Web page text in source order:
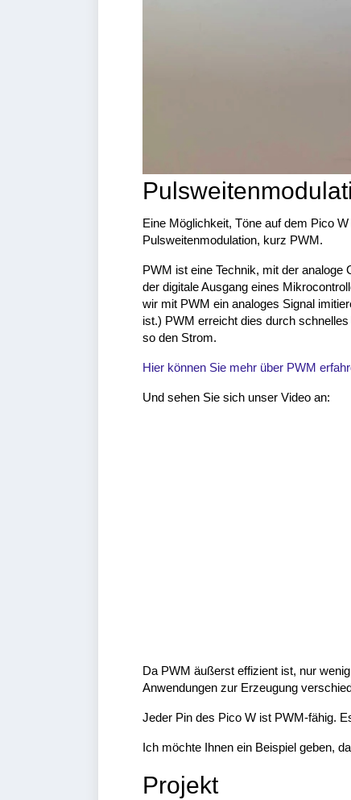
Eine Möglichkeit, Töne auf dem Pico
Pulsweitenmodulation, kurz PWM.
PWM ist eine Technik, mit der analoge
der digitale Ausgang eines
wir mit PWM ein analoges Signal
ist.) PWM erreicht dies durch
so den Strom.
Hier können Sie mehr über PWM
Und sehen Sie sich unser Video an:
Da PWM äußerst effizient ist, nur
Anwendungen zur Erzeugung
Jeder Pin des Pico W ist PWM-fähig.
Ich möchte Ihnen ein Beispiel geben,
Projekt